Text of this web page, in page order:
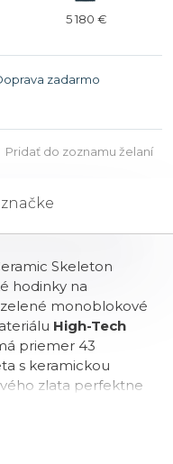
5 180 €
zadarmo
Pridať do zoznamu želaní
Skeleton
hodinky na
monoblokové
High-Tech
priemer 43
s keramickou
zlata perfektne
pre lepšiu čitateľnosť
potiahnuté